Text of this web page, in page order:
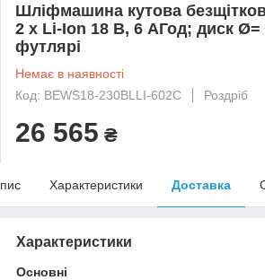
Шліфмашина кутова
2 x Li-Ion 18 В, 6 АГод; диск
футлярі
Немає в наявності
Код: BEWS18-230BLLI-602C
Роздріб
26 565 ₴
Характеристики Доставка
Характеристики
Основні